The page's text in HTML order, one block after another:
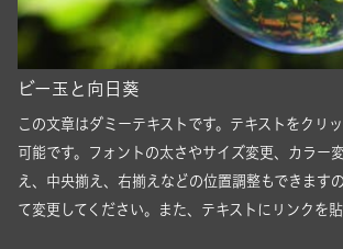
ビー玉と向日葵
この文章はダミーテキストです。テキストをクリ
可能です。フォントの太さやサイズ変更、カラー
え、中央揃え、右揃えなどの位置調整もできます
て変更してください。また、テキストにリンクを貼